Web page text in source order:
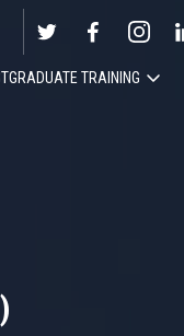
TRAINING